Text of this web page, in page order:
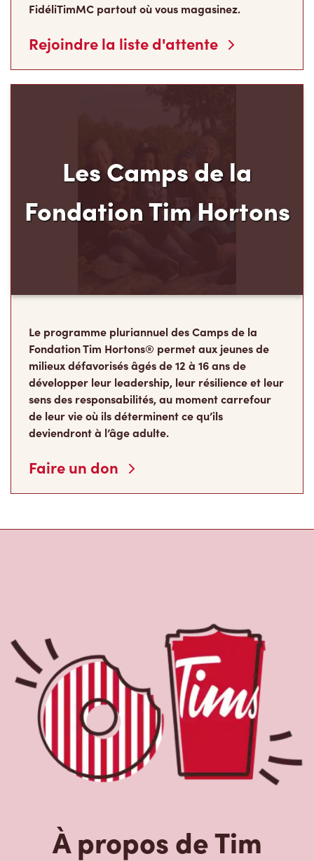
FidéliTimMC partout où vous magasinez.
Rejoindre la liste d'attente
Les Camps de la
Fondation Tim Hortons
Le programme pluriannuel des Camps de la
Fondation Tim Hortons® permet aux jeunes de
milieux défavorisés âgés de 12 à 16 ans de
développer leur leadership, leur résilience et leur
sens des responsabilités, au moment carrefour
de leur vie où ils déterminent ce qu’ils
deviendront à l’âge adulte.
Faire un don
À propos de Tim